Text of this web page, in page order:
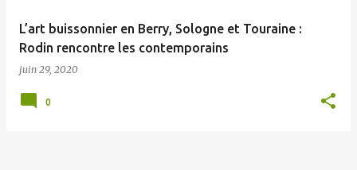
L’art buissonnier en Berry, Sologne et Touraine :
Rodin rencontre les contemporains
juin 29, 2020
0